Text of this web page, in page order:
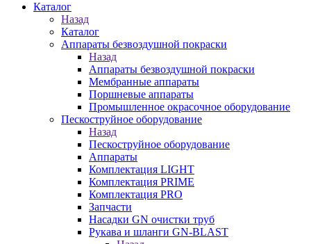
Каталог
Назад
Каталог
Аппараты безвоздушной покраски
Назад
Аппараты безвоздушной покраски
Мембранные аппараты
Поршневые аппараты
Промышленное окрасочное оборудование
Пескоструйное оборудование
Назад
Пескоструйное оборудование
Аппараты
Комплектация LIGHT
Комплектация PRIME
Комплектация PRO
Запчасти
Насадки GN очистки труб
Рукава и шланги GN-BLAST